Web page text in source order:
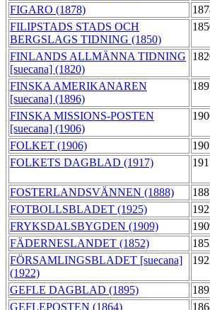
FIGARO (1878)
FILIPSTADS STADS OCH
BERGSLAGS TIDNING (1850)
FINLANDS ALLMÄNNA TIDNING
[suecana] (1820)
FINSKA AMERIKANAREN
[suecana] (1896)
FINSKA MISSIONS-POSTEN
[suecana] (1906)
FOLKET (1906)
FOLKETS DAGBLAD (1917)
FOSTERLANDSVÄNNEN (1888)
FOTBOLLSBLADET (1925)
FRYKSDALSBYGDEN (1909)
FÄDERNESLANDET (1852)
FÖRSAMLINGSBLADET [suecana]
(1922)
GEFLE DAGBLAD (1895)
GEFLEPOSTEN (1864)